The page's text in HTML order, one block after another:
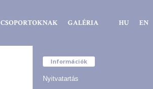
CSOPORTOKNAK GALÉRIA HU EN
Információk
Nyitvatartás